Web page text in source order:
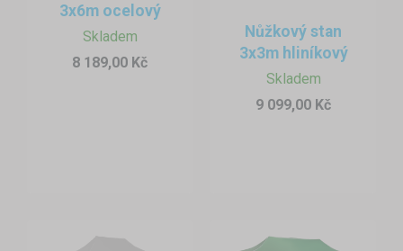
3x6m ocelový
Skladem
8 189,00 Kč
Nůžkový stan
3x3m hliníkový
Skladem
9 099,00 Kč